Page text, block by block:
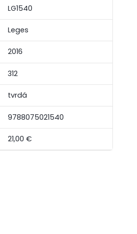
LG1540
Leges
2016
312
tvrdá
9788075021540
21,00 €